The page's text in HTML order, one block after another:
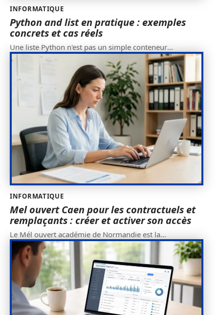
INFORMATIQUE
Python and list en pratique : exemples
concrets et cas réels
Une liste Python n'est pas un simple conteneur…
INFORMATIQUE
Mel ouvert Caen pour les contractuels et
remplaçants : créer et activer son accès
Le Mél ouvert académie de Normandie est la…